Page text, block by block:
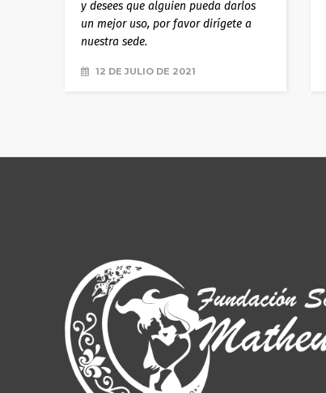
y desees que alguien pueda darlos
un mejor uso, por favor dirígete a
nuestra sede.
12 DE JULIO DE 2021